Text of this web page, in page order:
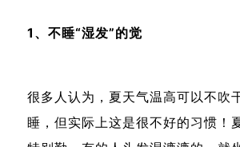
1、不睡“湿发”的觉
很多人认为，夏天气温高可以不吹
睡，但实际上这是很不好的习惯！